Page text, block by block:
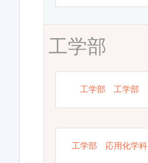
工学部
工学部 工学部
工学部 応用化学科